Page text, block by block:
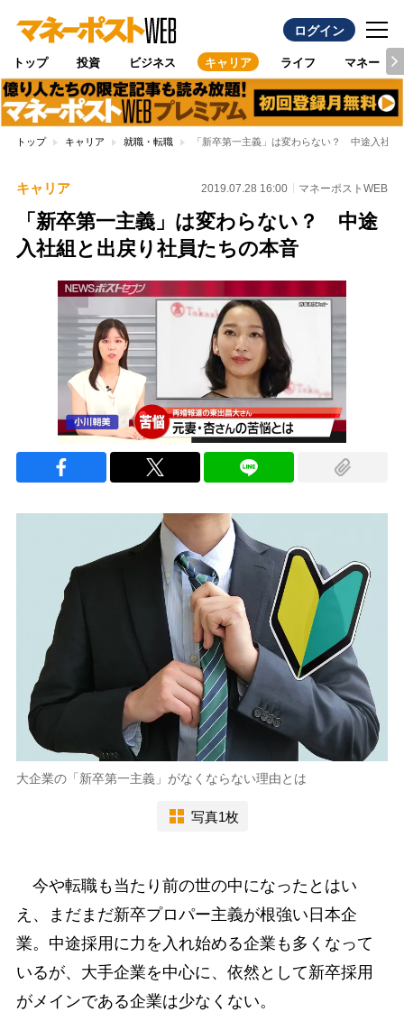
ログイン
トップ 投資 ビジネス キャリア ライフ マネー
トップ キャリア 就職・転職 「新卒第一主義」は変わらない？ 中途入社組
キャリア 2019.07.28 16:00 マネーポストWEB
「新卒第一主義」は変わらない？ 中途
入社組と出戻り社員たちの本音
大企業の「新卒第一主義」がなくならない理由とは
写真1枚
今や転職も当たり前の世の中になったとはい
え、まだまだ新卒プロパー主義が根強い日本企
業。中途採用に力を入れ始める企業も多くなって
いるが、大手企業を中心に、依然として新卒採用
がメインである企業は少なくない。